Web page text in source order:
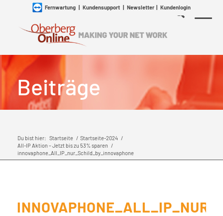
Fernwartung| Kundensupport| Newsletter| Kundenlogin
Beiträge
Du bist hier: Startseite / Startseite-2024 /
All-IP Aktion – Jetzt bis zu 53% sparen /
innovaphone_All_IP_nur_Schild_by_innovaphone